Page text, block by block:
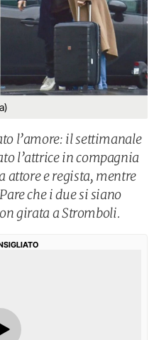
l’amore: il settimanale
l’attrice in compagnia
attore e regista, mentre
che i due si siano
girata a Stromboli.